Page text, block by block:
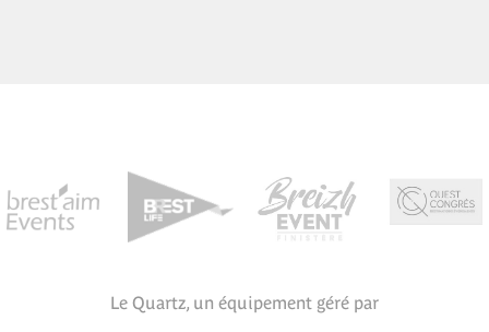
Le Quartz, un équipement géré par